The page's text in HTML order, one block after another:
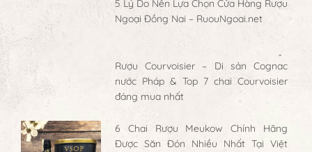
5 Lý Do Nên Lựa Chọn Cửa Hàng Rượu
Ngoại Đồng Nai – RuouNgoai.net
Rượu Courvoisier – Di sản Cognac
nước Pháp & Top 7 chai Courvoisier
đáng mua nhất
6 Chai Rượu Meukow Chính Hãng
Được Săn Đón Nhiều Nhất Tại Việt